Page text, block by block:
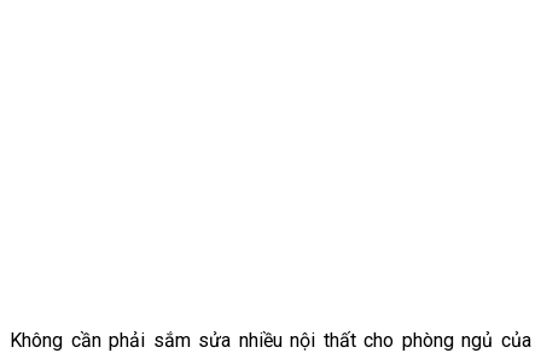
Không cần phải sắm sửa nhiều nội thất cho phòng ngủ của